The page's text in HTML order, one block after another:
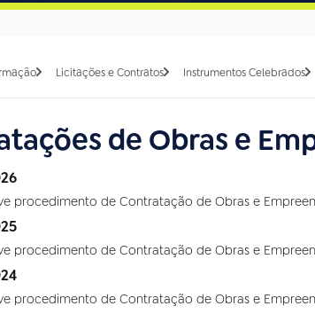
Licitações e Contratos Instrumentos Celebrados
de Obras e
procedimento de Contratação de Obras e
procedimento de Contratação de Obras e
procedimento de Contratação de Obras e